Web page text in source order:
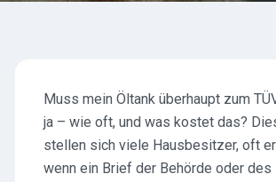
Muss mein Öltank überhaupt zum
ja – wie oft, und was kostet das?
stellen sich viele Hausbesitzer, oft
wenn ein Brief der Behörde oder des